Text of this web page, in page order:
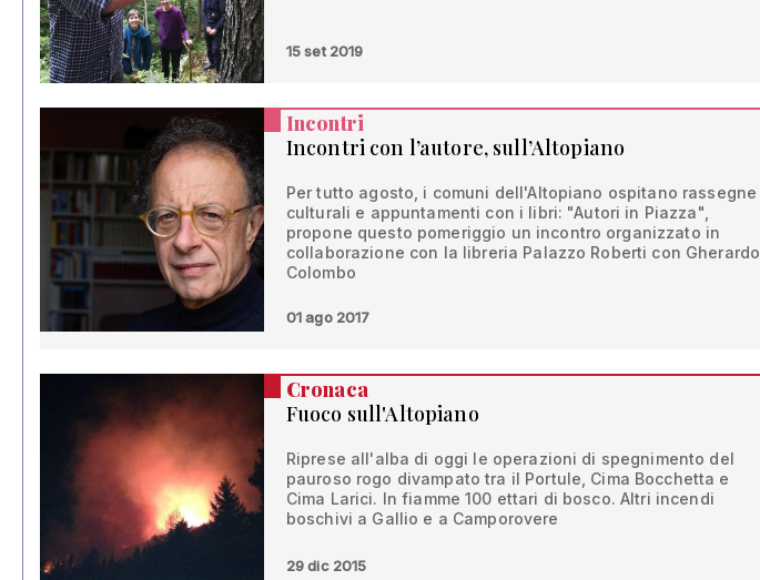
15 set 2019
Incontri
Incontri con l’autore, sull’Altopiano
Per tutto agosto, i comuni dell'Altopiano ospitano rassegne
culturali e appuntamenti con i libri: "Autori in Piazza",
propone questo pomeriggio un incontro organizzato in
collaborazione con la libreria Palazzo Roberti con Gherardo
Colombo
01 ago 2017
Cronaca
Fuoco sull'Altopiano
Riprese all'alba di oggi le operazioni di spegnimento del
pauroso rogo divampato tra il Portule, Cima Bocchetta e
Cima Larici. In fiamme 100 ettari di bosco. Altri incendi
boschivi a Gallio e a Camporovere
29 dic 2015